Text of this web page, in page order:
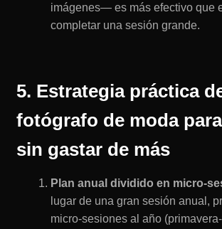
imágenes— es más efectivo que
completar una sesión grande.
5. Estrategia práctica
fotógrafo de moda
sin gastar de más
Plan anual dividido en micro-
lugar de una gran sesión anual,
micro-sesiones al año